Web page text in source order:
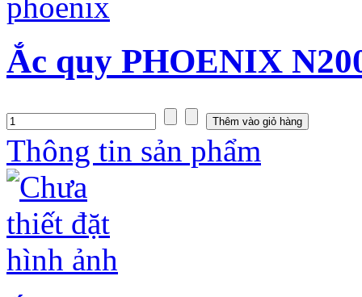
Ắc quy PHOENIX
Thông tin sản phẩm